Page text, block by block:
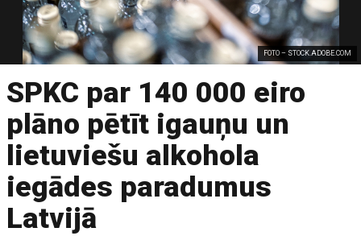
FOTO – STOCK.ADOBE.COM
SPKC par 140 000 eiro
plāno pētīt igauņu un
lietuviešu alkohola
iegādes paradumus
Latvijā